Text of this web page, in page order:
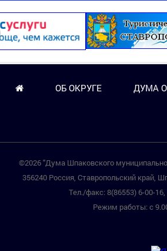
ОБ ОКРУГЕ ДУМА
©2026 "Дума Шпаковского
356240 Россия, Ставропольский край,
Тел./факс: 8(86553) 6-00-
Режим работы: с